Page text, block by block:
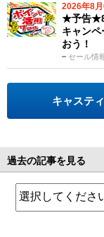
2026年8
セール情
★予告
キャン
おう！
キャステ
過去の記事を見る